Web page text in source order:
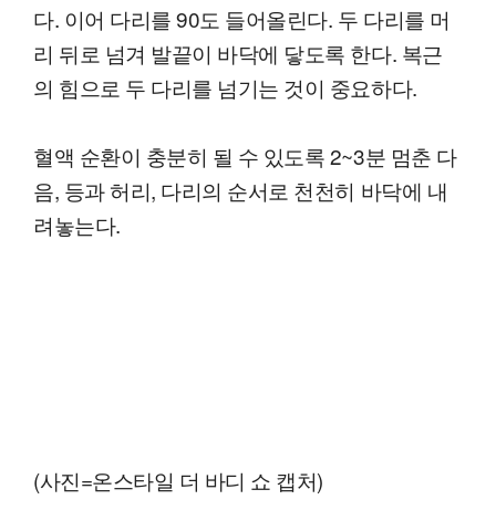
다. 이어 다리를 90도 들어올린다. 두 다리를 머
리 뒤로 넘겨 발끝이 바닥에 닿도록 한다. 복근
의 힘으로 두 다리를 넘기는 것이 중요하다.
혈액 순환이 충분히 될 수 있도록 2~3분 멈춘 다
음, 등과 허리, 다리의 순서로 천천히 바닥에 내
려놓는다.
(사진=온스타일 더 바디 쇼 캡처)